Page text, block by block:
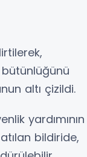
altı çizildi.
yardımının
bildiride,